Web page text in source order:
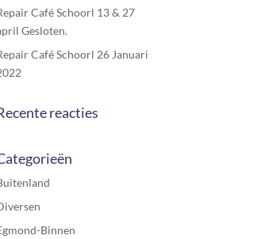
Café Schoorl 13 & 27
Gesloten.
Café Schoorl 26 Januari
reacties
Binnen